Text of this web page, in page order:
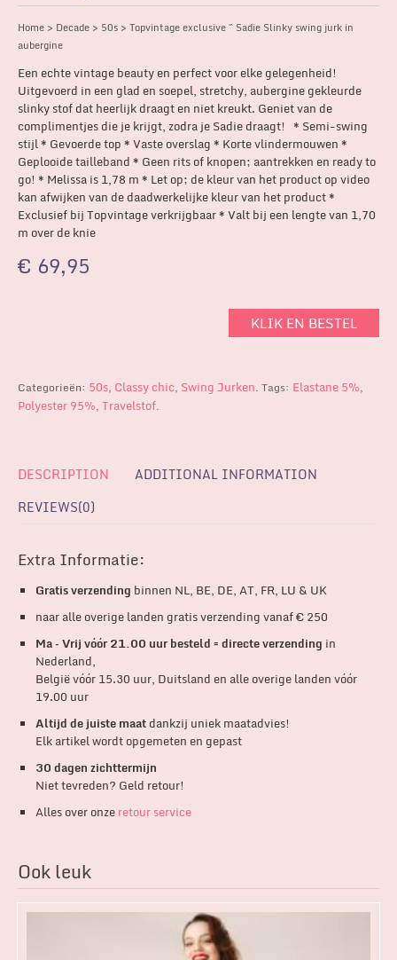
Home > Decade > 50s > Topvintage exclusive ~ Sadie Slinky swing jurk in
aubergine
Een echte vintage beauty en perfect voor elke gelegenheid!
Uitgevoerd in een glad en soepel, stretchy, aubergine gekleurde
slinky stof dat heerlijk draagt en niet kreukt. Geniet van de
complimentjes die je krijgt, zodra je Sadie draagt! * Semi-swing
stijl * Gevoerde top * Vaste overslag * Korte vlindermouwen *
Geplooide tailleband * Geen rits of knopen; aantrekken en ready to
go! * Melissa is 1,78 m * Let op; de kleur van het product op video
kan afwijken van de daadwerkelijke kleur van het product *
Exclusief bij Topvintage verkrijgbaar * Valt bij een lengte van 1,70
m over de knie
€ 69,95
KLIK EN BESTEL
Categorieën: 50s, Classy chic, Swing Jurken. Tags: Elastane 5%,
Polyester 95%, Travelstof.
DESCRIPTION
ADDITIONAL INFORMATION
REVIEWS(0)
Extra Informatie:
Gratis verzending binnen NL, BE, DE, AT, FR, LU & UK
naar alle overige landen gratis verzending vanaf € 250
Ma – Vrij vóór 21.00 uur besteld = directe verzending in
Nederland,
België vóór 15.30 uur, Duitsland en alle overige landen vóór
19.00 uur
Altijd de juiste maatdankzij uniek maatadvies!
Elk artikel wordt opgemeten en gepast
30 dagen zichttermijn
Niet tevreden? Geld retour!
Alles over onzeretour service
Ook leuk